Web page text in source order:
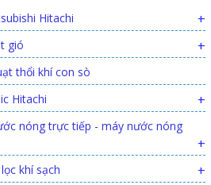
Hitachi +
gió +
thổi khí con sò
Hitachi
+
nóng trực tiếp - máy nước nóng
+
khí sạch +